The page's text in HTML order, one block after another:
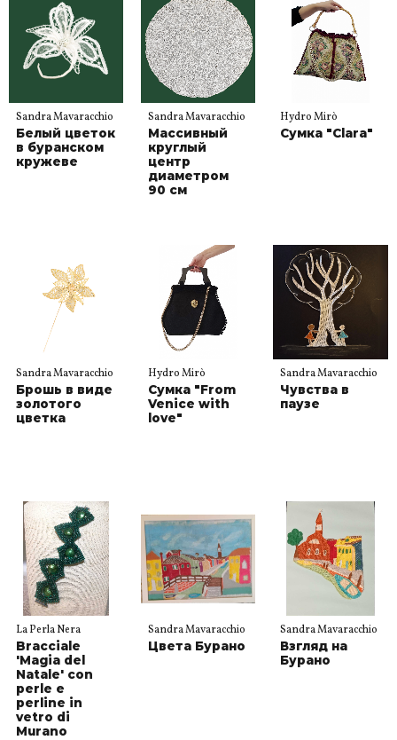
Sandra Mavaracchio
Белый цветок
в буранском
кружеве
Sandra Mavaracchio
Массивный
круглый
центр
диаметром
90 см
Hydro Mirò
Сумка "Clara"
Sandra Mavaracchio
Брошь в виде
золотого
цветка
Hydro Mirò
Сумка "From
Venice with
love"
Sandra Mavaracchio
Чувства в
паузе
La Perla Nera
Bracciale
'Magia del
Natale' con
perle e
perline in
vetro di
Murano
Sandra Mavaracchio
Цвета Бурано
Sandra Mavaracchio
Взгляд на
Бурано